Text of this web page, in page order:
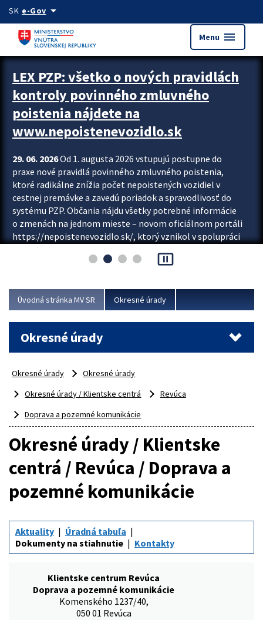
Preskocit na hlavný obsah
SK e-Govarrow_drop_down
Menu menu
Zastavit automatický posun upútavok
LEX PZP: všetko o nových pravidlách
kontroly povinného zmluvného
poistenia nájdete na
www.nepoistenevozidlo.sk
29. 06. 2026Od 1. augusta 2026 vstupujú postupne do
praxe nové pravidlá povinného zmluvného poistenia,
ktoré radikálne znížia počet nepoistených vozidiel v
cestnej premávke a zavedú poriadok a spravodlivosť do
systému PZP. Občania nájdu všetky potrebné informácie
o zmenách na jednom mieste – novom oficiálnom portáli
https://nepoistenevozidlo.sk/, ktorý vznikol v spolupráci
asociácie poisťovní (SLASPO) a Ministerstva vnútra SR.
Viac
pause_presentation
Úvodná stránka MV SR Okresné úrady
Okresné úrady
Okresné úrady
Okresné úrady
Okresné úrady / Klientske centrá
Revúca
Doprava a pozemné komunikácie
Okresné úrady / Klientske
centrá / Revúca / Doprava a
pozemné komunikácie
Aktuality
Úradná tabuľa
Dokumenty na stiahnutie
Kontakty
Klientske centrum Revúca
Doprava a pozemné komunikácie
Komenského 1237/40,
050 01 Revúca